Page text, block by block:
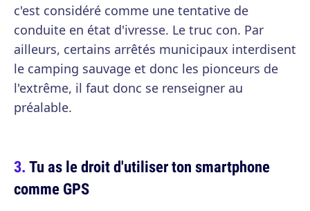
c'est considéré comme une tentative de
conduite en état d'ivresse. Le truc con. Par
ailleurs, certains arrêtés municipaux interdisent
le camping sauvage et donc les pionceurs de
l'extrême, il faut donc se renseigner au
préalable.
Tu as le droit d'utiliser ton smartphone
comme GPS